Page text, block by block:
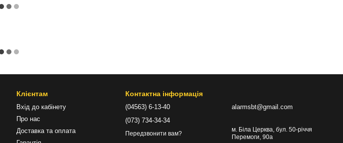
Клієнтам
Вхід до кабінету
Про нас
Доставка та оплата
Контактна інформація
(04563) 6-13-40
(073) 734-34-34
Передзвонити вам?
alarmsbt@gmail.com
м. Біла Церква, бул. 50-річчя
Перемоги, 90а